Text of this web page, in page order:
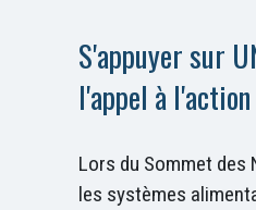
S'appuyer sur
l'appel à l'action
Lors du Sommet des
les systèmes